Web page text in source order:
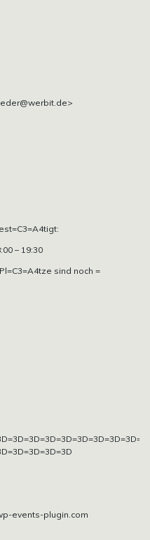
– 19:30
sind noch =
events-plugin.com